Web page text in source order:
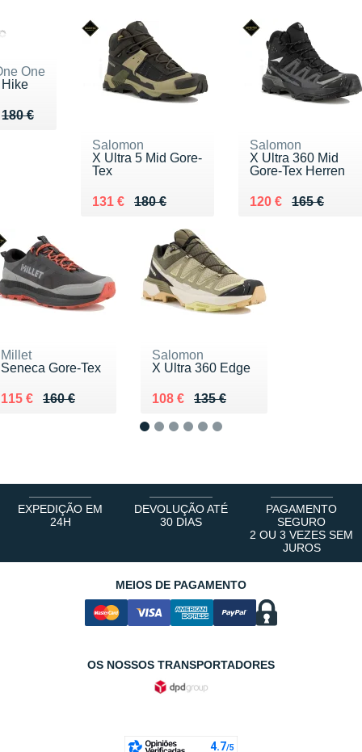
One
180 €180 €
€
Salomon
X Ultra 5 Mid Gore-
Tex
180 €
Au lieu de 180 €
131 €
Vendu 131 €
Salomon
X Ultra 360 Mid
Gore-Tex Herren
165 €
Au lieu de 165 €
120 €
Vendu 120 €
Millet
Seneca Gore-Tex
160 €
Au lieu de 160 €
115 €
Vendu 115 €
Salomon
X Ultra 360 Edge
135 €
Au lieu de 135 €
108 €
Vendu 108 €
EXPEDIÇÃO EM
24H
DEVOLUÇÃO ATÉ
30 DIAS
PAGAMENTO
SEGURO
2 OU 3 VEZES SEM
JUROS
MEIOS DE PAGAMENTO
OS NOSSOS TRANSPORTADORES